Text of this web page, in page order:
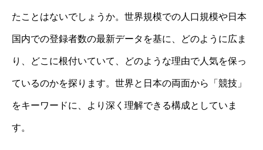
たことはないでしょうか。世界規模での人口規模や日本
国内での登録者数の最新データを基に、どのように広ま
り、どこに根付いていて、どのような理由で人気を保っ
ているのかを探ります。世界と日本の両面から「競技」
をキーワードに、より深く理解できる構成としていま
す。